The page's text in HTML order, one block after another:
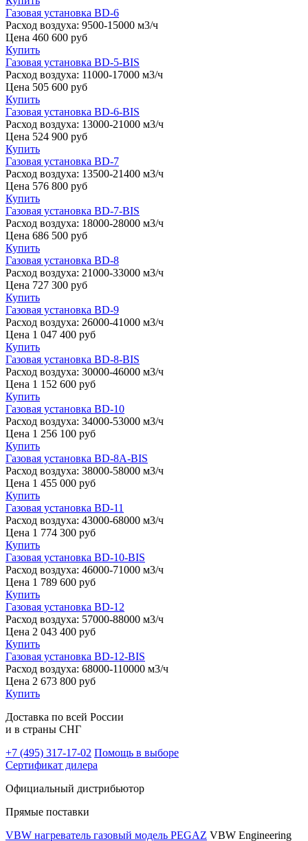
Газовая установка BD-6
Расход воздуха: 9500-15000 м3/ч
Цена 460 600 руб
Купить
Газовая установка BD-5-BIS
Расход воздуха: 11000-17000 м3/ч
Цена 505 600 руб
Купить
Газовая установка BD-6-BIS
Расход воздуха: 13000-21000 м3/ч
Цена 524 900 руб
Купить
Газовая установка BD-7
Расход воздуха: 13500-21400 м3/ч
Цена 576 800 руб
Купить
Газовая установка BD-7-BIS
Расход воздуха: 18000-28000 м3/ч
Цена 686 500 руб
Купить
Газовая установка BD-8
Расход воздуха: 21000-33000 м3/ч
Цена 727 300 руб
Купить
Газовая установка BD-9
Расход воздуха: 26000-41000 м3/ч
Цена 1 047 400 руб
Купить
Газовая установка BD-8-BIS
Расход воздуха: 30000-46000 м3/ч
Цена 1 152 600 руб
Купить
Газовая установка BD-10
Расход воздуха: 34000-53000 м3/ч
Цена 1 256 100 руб
Купить
Газовая установка BD-8A-BIS
Расход воздуха: 38000-58000 м3/ч
Цена 1 455 000 руб
Купить
Газовая установка BD-11
Расход воздуха: 43000-68000 м3/ч
Цена 1 774 300 руб
Купить
Газовая установка BD-10-BIS
Расход воздуха: 46000-71000 м3/ч
Цена 1 789 600 руб
Купить
Газовая установка BD-12
Расход воздуха: 57000-88000 м3/ч
Цена 2 043 400 руб
Купить
Газовая установка BD-12-BIS
Расход воздуха: 68000-110000 м3/ч
Цена 2 673 800 руб
Купить
Доставка по всей России
и в страны СНГ
+7 (495) 317-17-02 Помощь в выборе
Сертификат дилера
Официальный дистрибьютор
Прямые поставки
VBW нагреватель газовый модель PEGAZ VBW Engineering